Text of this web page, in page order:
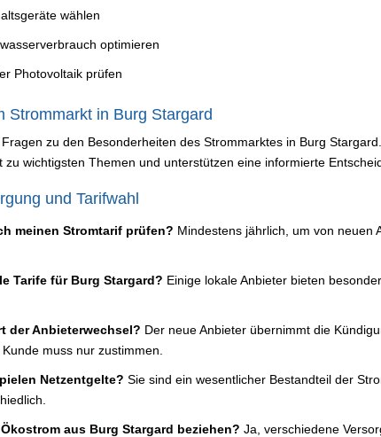
wählen
optimieren
Photovoltaik prüfen
Strommarkt in Burg Stargard
zu den Besonderheiten des Strommarktes in Burg
wichtigsten Themen und unterstützen eine informierte
und Tarifwahl
meinen Stromtarif prüfen? Mindestens jährlich, um von neuen
Tarife für Burg Stargard? Einige lokale Anbieter bieten
der Anbieterwechsel? Der neue Anbieter übernimmt die
muss nur zustimmen.
Netzentgelte? Sie sind ein wesentlicher Bestandteil der
aus Burg Stargard beziehen? Ja, verschiedene